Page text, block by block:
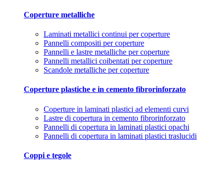
Coperture metalliche
Laminati metallici continui per coperture
Pannelli compositi per coperture
Pannelli e lastre metalliche per coperture
Pannelli metallici coibentati per coperture
Scandole metalliche per coperture
Coperture plastiche e in cemento fibrorinforzato
Coperture in laminati plastici ad elementi curvi
Lastre di copertura in cemento fibrorinforzato
Pannelli di copertura in laminati plastici opachi
Pannelli di copertura in laminati plastici traslucidi
Coppi e tegole